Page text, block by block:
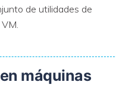
de utilidades de
máquinas